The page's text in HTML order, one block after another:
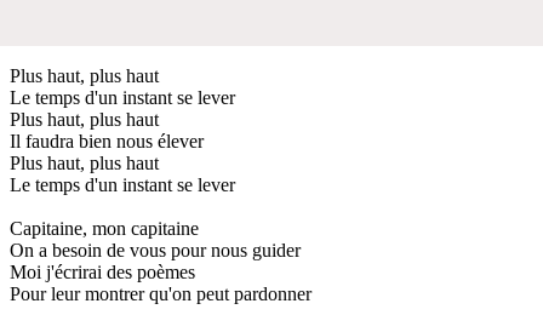
Plus haut, plus haut
Le temps d'un instant se lever
Plus haut, plus haut
Il faudra bien nous élever
Plus haut, plus haut
Le temps d'un instant se lever
Capitaine, mon capitaine
On a besoin de vous pour nous guider
Moi j'écrirai des poèmes
Pour leur montrer qu'on peut pardonner